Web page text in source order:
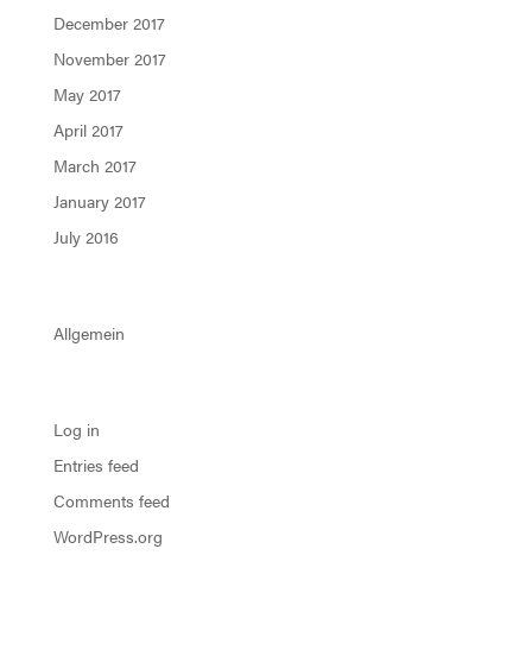
December 2017
November 2017
May 2017
April 2017
March 2017
January 2017
July 2016
Allgemein
Log in
Entries feed
Comments feed
WordPress.org